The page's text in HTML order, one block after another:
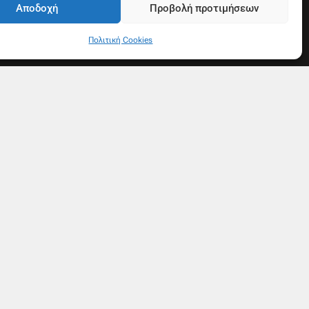
Αποδοχή Προβολή προτιμήσεων
Πολιτική Cookies